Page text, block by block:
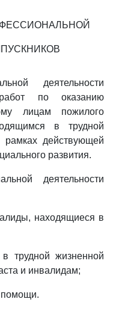
деятельности
по оказанию
лицам пожилого
в трудной
действующей
развития.
деятельности
находящиеся в
трудной жизненной
и инвалидам;
помощи.